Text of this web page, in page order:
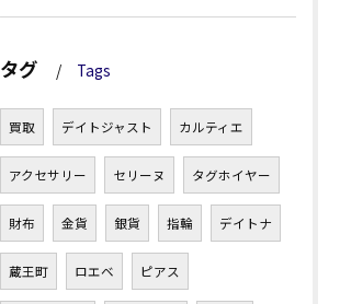
タグ Tags
買取 デイトジャスト カルティエ
アクセサリー セリーヌ タグホイヤー
財布 金貨 銀貨 指輪 デイトナ
蔵王町 ロエベ ピアス